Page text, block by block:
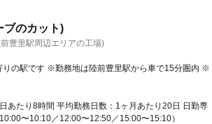
ブのカット)
豊里駅周辺エリアの工場)
りの駅です ※勤務地は陸前豊里駅から車で15分圏内 ※
あたり8時間 平均勤務日数：1ヶ月あたり20日 日勤専
〜10:10／12:00〜12:50／15:00〜15:10）